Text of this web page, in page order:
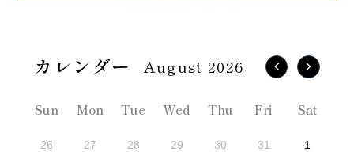
August 2026
Sun Mon Tue Wed Thu Fri Sat
26 27 28 29 30 31 1